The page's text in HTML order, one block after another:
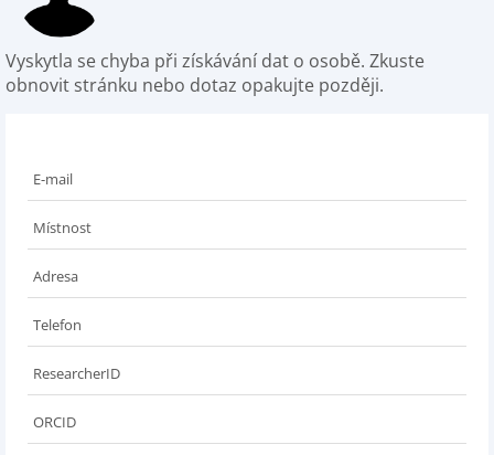
Vyskytla se chyba při získávání dat o osobě. Zkuste
obnovit stránku nebo dotaz opakujte později.
E-mail
Místnost
Adresa
Telefon
ResearcherID
ORCID